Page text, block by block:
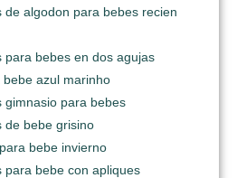
de algodon para bebes recien
para bebes en dos agujas
azul marinho
gimnasio para bebes
de bebe grisino
bebe invierno
para bebe con apliques